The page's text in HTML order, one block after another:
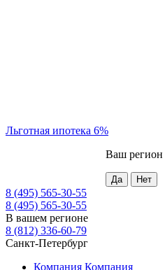
Льготная ипотека 6%
Ваш регион
8 (495) 565-30-55
8 (495) 565-30-55
В вашем регионе
8 (812) 336-60-79
Санкт-Петербург
Компания Компания